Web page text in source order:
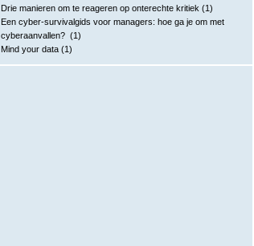
Drie manieren om te reageren op onterechte kritiek (1)
Een cyber-survivalgids voor managers: hoe ga je om met
cyberaanvallen? (1)
Mind your data (1)